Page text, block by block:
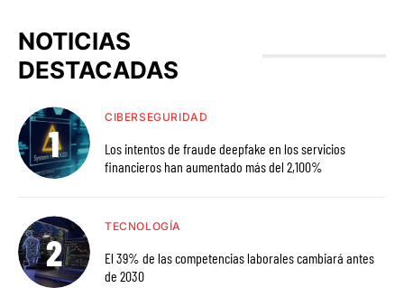
NOTICIAS
DESTACADAS
CIBERSEGURIDAD
Los intentos de fraude deepfake en los servicios
financieros han aumentado más del 2,100%
TECNOLOGÍA
El 39% de las competencias laborales cambiará antes
de 2030